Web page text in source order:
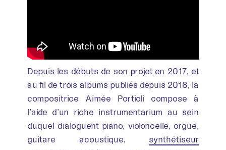
Depuis les débuts de son projet en 2017, et
au fil de trois albums publiés depuis 2018, la
compositrice Aimée Portioli compose à
l’aide d’un riche instrumentarium au sein
duquel dialoguent piano, violoncelle, orgue,
guitare acoustique, synthétiseur